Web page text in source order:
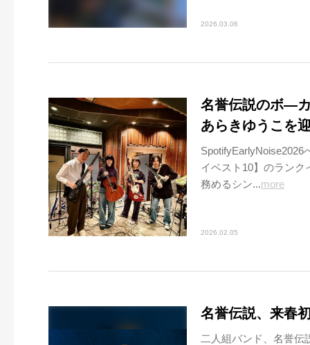
2026.03.06
名誉伝説のボ―
あらきゆうこを
SpotifyEarlyNoise2026
イベスト10】のラン
務めるシン...more
2026.02.05
名誉伝説、来春
二人組バンド、名誉伝